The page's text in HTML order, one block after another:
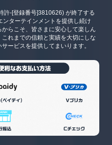
許-[登録番号]3810626) が終了する
ターテインメントを提供し続け
らこそ、皆さまに安心して楽しん
れまでの信頼と実績を大切にしな
ービスを提供してまいります。